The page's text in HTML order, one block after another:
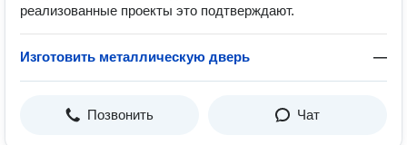
реализованные проекты это подтверждают.
Изготовить металлическую дверь —
Позвонить Чат